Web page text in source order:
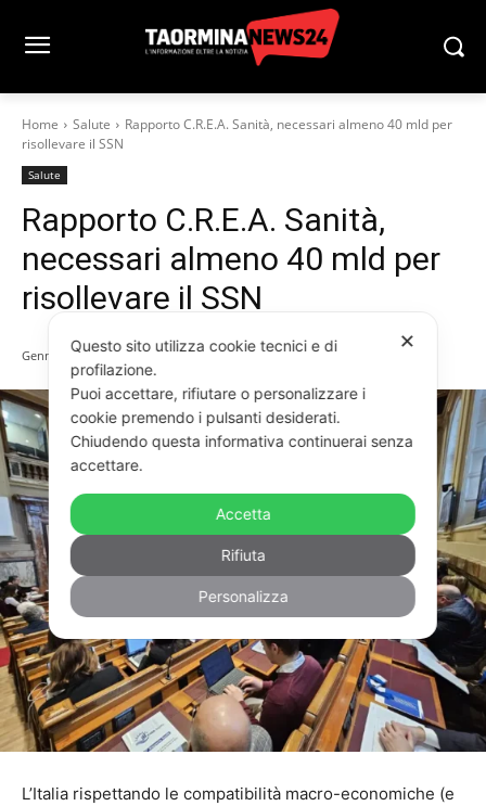
Home Salute
Rapporto C.R.E.A. Sanità, necessari almeno 40 mld per
risollevare il SSN
Salute
Rapporto C.R.E.A. Sanità,
necessari almeno 40 mld per
risollevare il SSN
Gennaio 29, 2025
L’Italia rispettando le compatibilità macro-economiche (e
✕
Questo sito utilizza cookie tecnici e di
profilazione.
Puoi accettare, rifiutare o personalizzare i
cookie premendo i pulsanti desiderati.
Chiudendo questa informativa continuerai senza
accettare.
Accetta
Rifiuta
Personalizza